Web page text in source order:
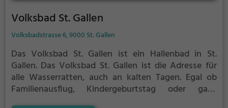
Volksbad St. Gallen
Volksbadstrasse 6, 9000 St. Gallen
Das Volksbad St. Gallen ist ein Hallenbad in St.
Gallen. Das Volksbad St. Gallen ist die Adresse für
alle Wasserratten, auch an kalten Tagen. Egal ob
Familienausflug, Kindergeburtstag oder ganz